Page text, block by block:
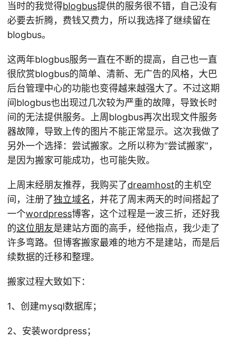
当时的我觉得blogbus提供的服务很不错，自己没有
必要去折腾，费钱又费力，所以我选择了继续留在
blogbus。
这两年blogbus服务一直在不断的提高，自己也一直
很欣赏blogbus的简单、清新、无广告的风格，大巴
后台管理中心的功能也变得越来越强大了。不过这期
间blogbus也出现过几次较为严重的故障，导致长时
间的无法提供服务。上周blogbus再次出现文件服务
器故障，导致上传的图片不能正常显示。这次我做了
另外一个选择：尝试搬家。之所以称为“尝试搬家”，
是因为搬家可能成功，也可能失败。
上周末经朋友推荐，我购买了dreamhost的主机空
间，注册了独立域名 ，并花了周末两天的时间搭起了
一个wordpress博客，这个过程是一波三折，还好我
的这位朋友是建站方面的高手，经他指点，我少走了
许多弯路。但博客搬家最难的地方不是建站，而是后
续数据的迁移和整理。
搬家过程大致如下：
1、创建mysql数据库；
2、安装wordpress；